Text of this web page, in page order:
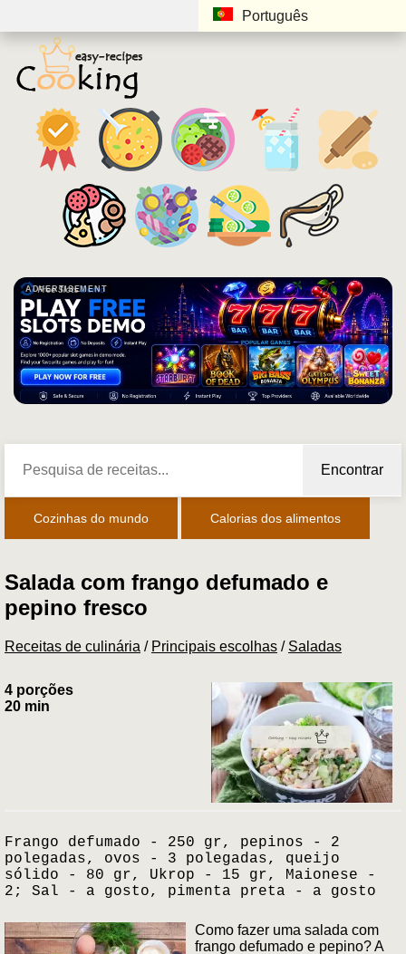
Português
ADVERTISEMENT
Encontrar
Cozinhas do mundo Calorias dos alimentos
Salada com frango defumado e
pepino fresco
Receitas de culinária / Principais escolhas / Saladas
4 porções
20 min
Frango defumado - 250 gr, pepinos - 2
polegadas, ovos - 3 polegadas, queijo
sólido - 80 gr, Ukrop - 15 gr, Maionese -
2; Sal - a gosto, pimenta preta - a gosto
Como fazer uma salada com
frango defumado e pepino? A